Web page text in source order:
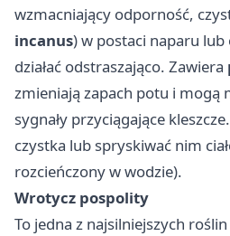
wzmacniający odporność,
incanus) w postaci naparu
działać odstraszająco. Zawiera
zmieniają zapach potu i mogą
sygnały przyciągające
czystka lub spryskiwać nim
rozcieńczony w wodzie).
Wrotycz pospolity
To jedna z najsilniejszych